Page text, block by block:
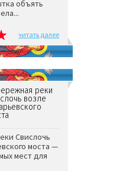
объять
читать далее
реки
возле
Свислочь
моста —
мест для